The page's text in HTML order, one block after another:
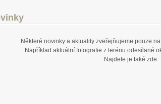
Některé novinky a aktuality zveřejňujeme pouze
Například aktuální fotografie z terénu odesílané
Najdete je také zde: